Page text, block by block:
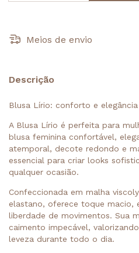
Meios de envio
Descrição
Blusa Lírio: conforto e
A Blusa Lírio é perfeita para
blusa feminina confortável,
atemporal, decote redondo e
essencial para criar looks
qualquer ocasião.
Confeccionada em malha
elastano, oferece toque macio,
liberdade de movimentos. Sua
caimento impecável,
leveza durante todo o dia.